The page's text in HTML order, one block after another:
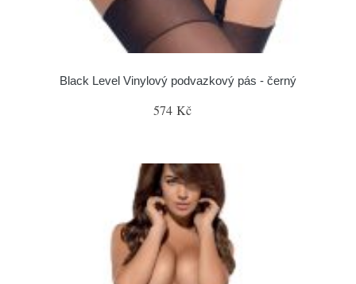
Black Level Vinylový podvazkový pás - černý
574 Kč